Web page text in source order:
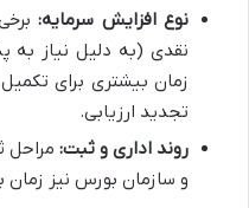
نوع افزایش سرمایه:
نقدی (به دلیل نیاز
زمان بیشتری برای
تجدید ارزیابی.
روند اداری و ثبت: مراحل
و سازمان بورس نیز زمان